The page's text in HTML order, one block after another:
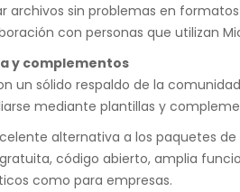
archivos sin problemas en formatos
con personas que utilizan
y complementos
un sólido respaldo de la
mediante plantillas y
alternativa a los paquetes
código abierto, amplia
como para empresas.